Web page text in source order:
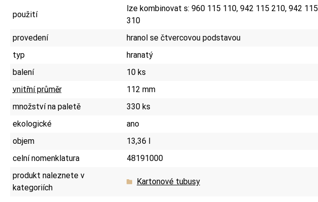
použití
lze kombinovat s: 960 115 110, 942 115 210, 942 115
310
provedení
hranol se čtvercovou podstavou
typ
hranatý
balení
10 ks
vnitřní průměr
112 mm
množství na paletě
330 ks
ekologické
ano
objem
13,36 l
celní nomenklatura
48191000
produkt naleznete v
kategoriích
Kartonové tubusy